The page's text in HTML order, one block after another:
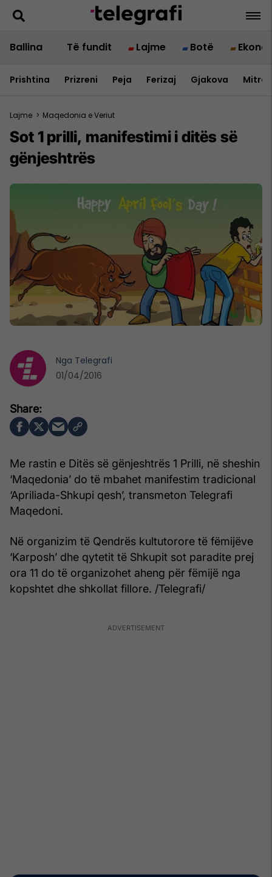
Ballina Të fundit Lajme Botë
Prishtina Prizreni Peja Ferizaj Gjakova
Lajme > Maqedonia e Veriut
Sot 1 prilli, manifestimi i ditës së
gënjeshtrës
Me rastin e Ditës së gënjeshtrës 1 Prilli, në sheshin
‘Maqedonia’ do të mbahet manifestim tradicional
‘Apriliada-Shkupi qesh’, transmeton Telegrafi
Maqedoni.
Në organizim të Qendrës kultutorore të fëmijëve
‘Karposh’ dhe qytetit të Shkupit sot paradite prej
ora 11 do të organizohet aheng për fëmijë nga
kopshtet dhe shkollat fillore. /Telegrafi/
Nga Telegrafi
01/04/2016